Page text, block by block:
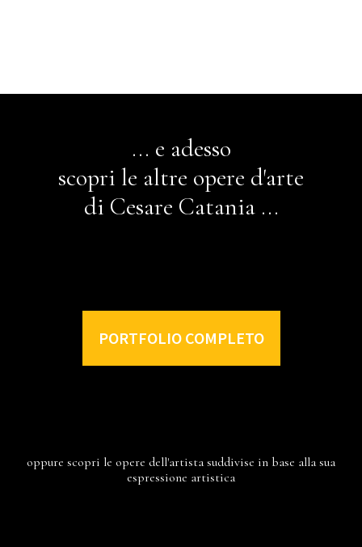
... e adesso
scopri le altre opere d'arte
di Cesare Catania ...
PORTFOLIO COMPLETO
oppure scopri le opere dell'artista suddivise in base alla sua
espressione artistica